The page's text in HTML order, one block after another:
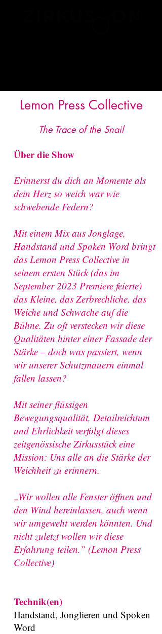
Lemon Press Collective
The Trace of the Snail
Über die Show
Erinnerst du dich an Momente als
dein Herz so weich war wie
schwebende Federn?
Mit einem Mix aus Jonglage,
Handstand und Spoken Word bringt
das Lemon Press Collective in
seinem ersten Stück (das im
September 2023 Premiere feierte)
das Kleine, das Zerbrechliche, das
Weiche und Schwache auf die
Bühne. Zu oft verstecken wir diese
Qualitäten hinter einer Fassade der
Stärke – doch was passiert, wenn
wir unserer Schutzmauern einmal
fallen lassen?
Mit seiner flüssigen
Bewegungsqualität, Detailreichtum
und Ehrlichkeit verfolgt dieses
zeitgenössische Zirkusstück eine
Mission: Uns alle an die Stärke der
Weichheit zu erinnern.
„Wir wollen alle Fenster öffnen und
den Wind hereinlassen, auch wenn
wir umgeweht werden könnten. Und
nicht zuletzt wollen wir diese
Erfahrung teilen.” (Lemon Press
Collective)
Technik(en)
Handstand, Jonglieren und Spoken
Word